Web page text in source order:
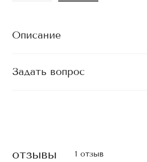
Описание
Задать вопрос
отзывы 1 отзыв